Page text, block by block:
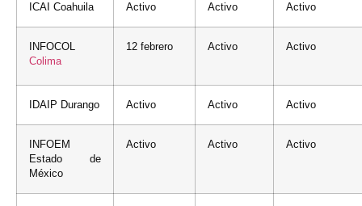
ICAI Coahuila Activo Activo Activo
INFOCOL
Colima
12 febrero Activo Activo
IDAIP Durango Activo Activo Activo
INFOEM
Estado de
México
Activo Activo Activo